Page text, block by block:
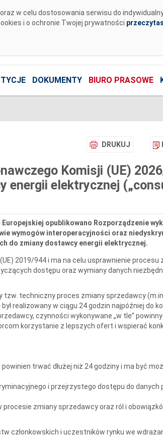
w celu dostosowania serwisu do
i o ochronie Twojej prywatności
DOKUMENTY BIURO PRASOWE
DRUKUJ
Komisji (UE)
energii elektrycznej
opublikowano Rozporządzenie
wymogów interoperacyjności oraz
do zmiany dostawcy energii elektrycznej.
2019/944 i ma na celu usprawnienie procesu
dostępu oraz wymiany danych
tzw. techniczny proces zmiany sprzedawcy
realizowany w ciągu 24 godzin najpóźniej do
czynności wykonywane „w tle”
korzystanie z lepszych ofert i wspierać
trwać dłużej niż 24 godziny i ma być
i przejrzystego dostępu do danych
zmiany sprzedawcy oraz ról i
członkowskich i uczestników rynku we